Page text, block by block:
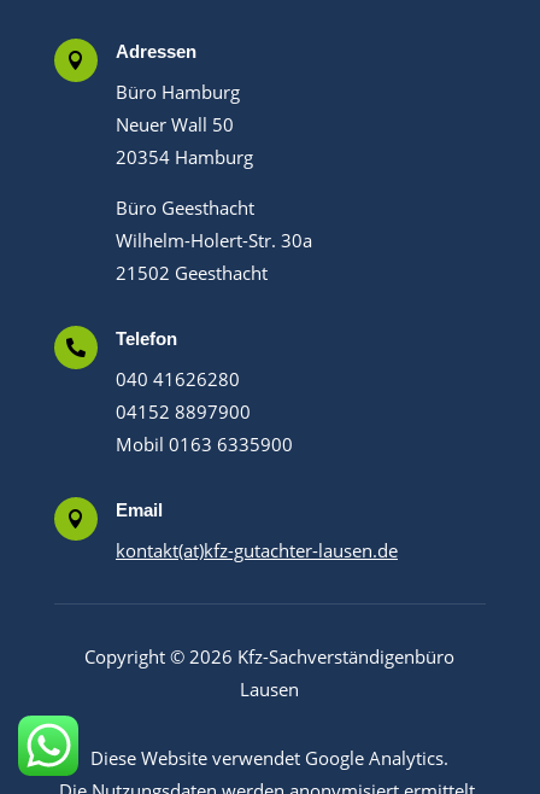
 Adressen
Büro Hamburg
Neuer Wall 50
20354 Hamburg
Büro Geesthacht
Wilhelm-Holert-Str. 30a
21502 Geesthacht
 Telefon
040 41626280
04152 8897900
Mobil 0163 6335900
 Email
kontakt(at)kfz-gutachter-lausen.de
Copyright © 2026 Kfz-Sachverständigenbüro
Lausen
Diese Website verwendet Google Analytics.